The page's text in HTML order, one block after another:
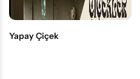
Yapay Çiçek